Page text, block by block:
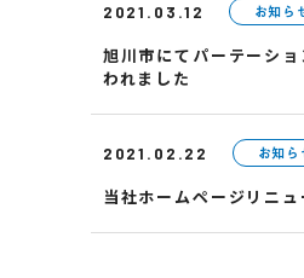
2021.03.12 お知ら
旭川市にてパーテーシ
われました
2021.02.22 お知ら
当社ホームページリニ